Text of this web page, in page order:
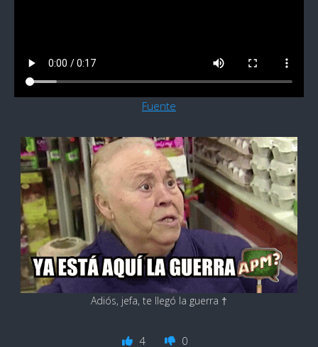
Fuente
Adiós, jefa, te llegó la guerra †
4 0